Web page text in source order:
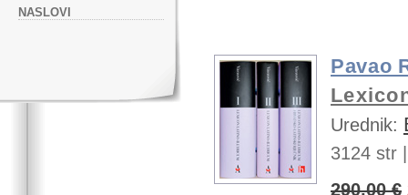
NASLOVI
Pavao
Urednik:
3124 str |
290,00 €